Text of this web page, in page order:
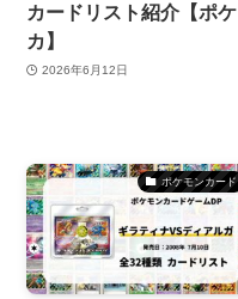
カードリスト紹介【ポケ
カ】
2026年6月12日
ポケモンカード